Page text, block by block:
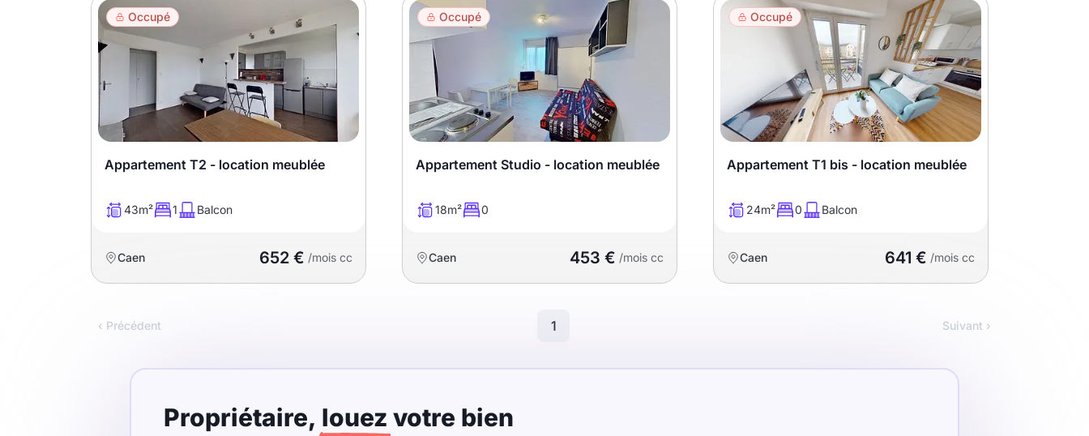
T1 T1 bis
T8 T9
T11 T12
T14 T15
Occupé
Appartement T2 - location meublée
43m² 1 Balcon
Caen 652 € /mois cc
Occupé
Appartement Studio - location meublée
18m² 0
Caen 453 € /mois cc
Occupé
Appartement T1 bis - location meublée
24m² 0 Balcon
Caen 641 € /mois cc
‹ Précédent 1 Suivant ›
Propriétaire, louez votre bien